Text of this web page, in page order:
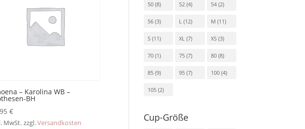
– Karolina WB –
BH
€
MwSt. zzgl.Versandkosten
50 (8) 52 (4) 54 (2)
56 (3) L (12) M (11)
S (11) XL (7) XS (3)
70 (1) 75 (7) 80 (8)
85 (9) 95 (7) 100 (4)
105 (2)
Cup-Größe